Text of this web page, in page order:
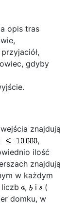
opis tras
gdyby
znajdują
,
ilość
znajdują
w każdym
liczb
, i
(
domku, w